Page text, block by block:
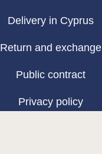
Delivery in Cyprus
Return and exchange
Public contract
Privacy policy